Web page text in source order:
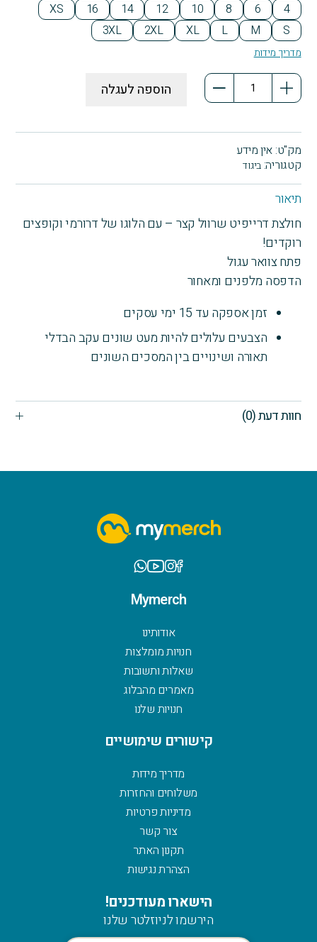
4
6
8
10
12
14
16
XS
S
M
L
XL
2XL
3XL
מדריך מידות
כמות
דרייפיט
קצרה
-
הוספה לעגלה
תיאור
חולצת דרייפיט שרוול קצר – עם הלוגו של דרורמי וקופצים
רוקדים!
פתח צוואר עגול
הדפסה מלפנים ומאחור
זמן אספקה עד 15 ימי עסקים
הצבעים עלולים להיות מעט שונים עקב הבדלי
תאורה ושינויים בין המסכים השונים
חוות דעת (0)
מק"ט: אין מידע
קטגוריה: ביגוד
Mymerch
אודותינו
חנויות מומלצות
שאלות ותשובות
מאמרים מהבלוג
חנויות שלנו
קישורים שימושיים
מדריך מידות
משלוחים והחזרות
מדיניות פרטיות
צור קשר
תקנון האתר
הצהרת נגישות
הישארו מעודכנים!
הירשמו לניוזלטר שלנו